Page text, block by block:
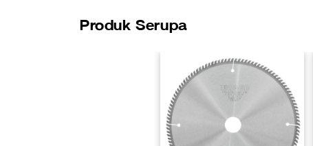
Produk Serupa